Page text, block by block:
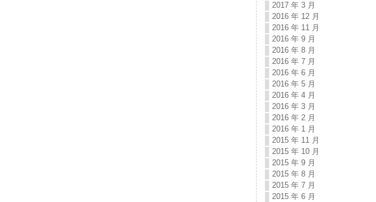
2017 年 3 月
2016 年 12 月
2016 年 11 月
2016 年 9 月
2016 年 8 月
2016 年 7 月
2016 年 6 月
2016 年 5 月
2016 年 4 月
2016 年 3 月
2016 年 2 月
2016 年 1 月
2015 年 11 月
2015 年 10 月
2015 年 9 月
2015 年 8 月
2015 年 7 月
2015 年 6 月